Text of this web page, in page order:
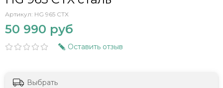
Артикул: HG 965 CTX
50 990 руб
Оставить отзыв
Выбрать